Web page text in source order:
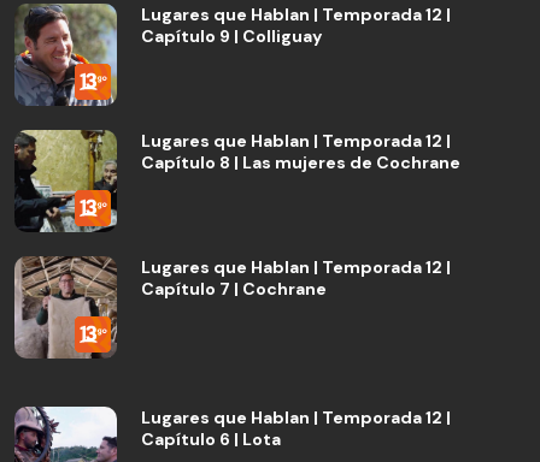
Lugares que Hablan | Temporada 12 |
Capítulo 9 | Colliguay
Lugares que Hablan | Temporada 12 |
Capítulo 8 | Las mujeres de Cochrane
Lugares que Hablan | Temporada 12 |
Capítulo 7 | Cochrane
Lugares que Hablan | Temporada 12 |
Capítulo 6 | Lota